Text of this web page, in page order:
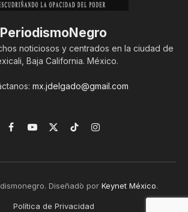
PeriodismoNegro
noticiosos y centrados en la ciudad de
Baja California. México.
mx.jdelgado@gmail.com
Facebook
YouTube
X
TikTokInstagram
Diseñado por Keynet México.
Política de Privacidad